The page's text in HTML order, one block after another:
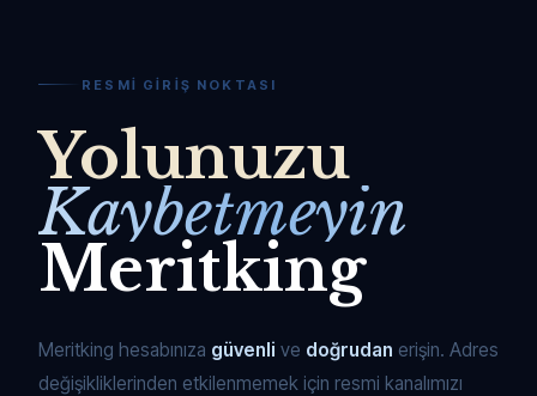
RESMI GIRIŞ NOKTASI
Yolunuzu
Kaybetmeyin
Meritking
Meritking hesabınıza güvenli ve doğrudan erişin. Adres
değişikliklerinden etkilenmemek için resmi kanalımızı